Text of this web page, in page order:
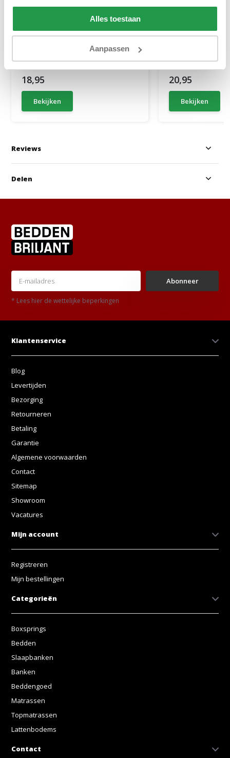
Alles toestaan
Aanpassen
Molton Hoeslaken Wit | Matras
1 tot 2 werkdagen
18,95
Bekijken
Jersey Topper
20,95
Bekijken
Reviews
Delen
Abonneer
* Lees hier de wettelijke beperkingen
Klantenservice
Blog
Levertijden
Bezorging
Retourneren
Betaling
Garantie
Algemene voorwaarden
Contact
Sitemap
Showroom
Vacatures
Mijn account
Registreren
Mijn bestellingen
Categorieën
Boxsprings
Bedden
Slaapbanken
Banken
Beddengoed
Matrassen
Topmatrassen
Lattenbodems
Contact